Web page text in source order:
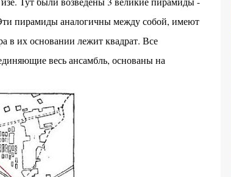
пирамиды аналогичны между собой, имеют
в их основании лежит квадрат. Все
весь ансамбль, основаны на